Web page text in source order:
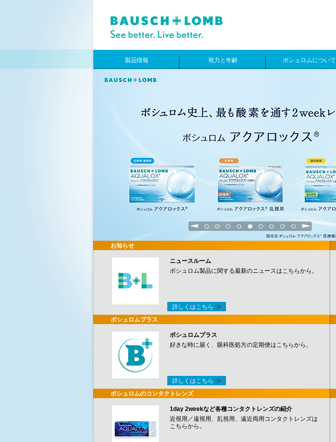
製品情報 視力と年齢 ボシュロムについて
1 2 3 4 5 6 7 8 9
お知らせ
ニュースルーム
ボシュロム製品に関する最新のニュースはこちらから。
詳しくはこちら
ボシュロムプラス
ボシュロムプラス
好きな時に届く、眼科医処方の定期便はこちらから。
詳しくはこちら
ボシュロムのコンタクトレンズ
1day 2weekなど各種コンタクトレンズの紹介
近視用／遠視用、乱視用、遠近両用コンタクトレンズは
こちらから。